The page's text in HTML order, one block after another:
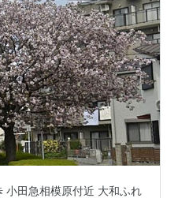
小田急相模原付近 大和ふれ